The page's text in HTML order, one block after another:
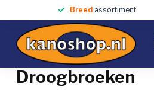
Breed assortiment
SALE!! Kano's,
Home Kleding / Anoraks,
Droogbroeken